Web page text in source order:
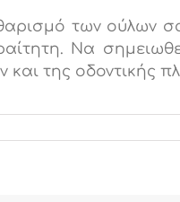
των ούλων
Να
της οδοντικής